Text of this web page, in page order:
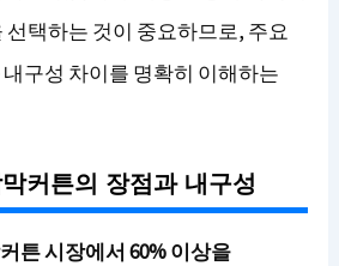
선택하는 것이 중요하므로, 주요
구성 차이를 명확히 이해하는
커튼의 장점과 내구성
튼 시장에서 60% 이상을